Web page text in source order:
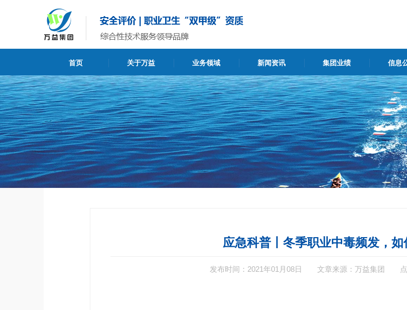
首页 关于万益 业务领域 新闻资讯 集团业绩 信息
应急科普丨冬季职业中毒频发，如
发布时间：2021年01月08日 文章来源：万益集团